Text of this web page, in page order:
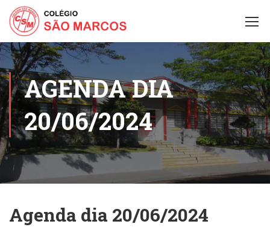
AGENDA DIA
20/06/2024
Agenda dia 20/06/2024